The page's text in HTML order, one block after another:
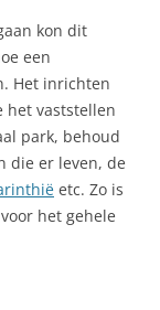
kon dit
een
Het inrichten
het vaststellen
park, behoud
die er leven, de
etc. Zo is
het gehele